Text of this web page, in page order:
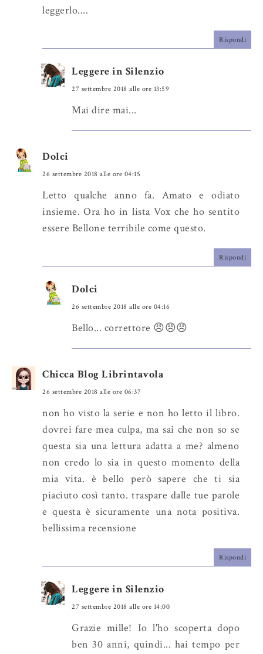
leggerlo....
Rispondi
Leggere in Silenzio
27 settembre 2018 alle ore 13:59
Mai dire mai...
Dolci
26 settembre 2018 alle ore 04:15
Letto qualche anno fa. Amato e odiato
insieme. Ora ho in lista Vox che ho sentito
essere Bellone terribile come questo.
Rispondi
Dolci
26 settembre 2018 alle ore 04:16
Bello... correttore 😠😠😠
Chicca Blog Librintavola
26 settembre 2018 alle ore 06:37
non ho visto la serie e non ho letto il libro.
dovrei fare mea culpa, ma sai che non so se
questa sia una lettura adatta a me? almeno
non credo lo sia in questo momento della
mia vita. è bello però sapere che ti sia
piaciuto così tanto. traspare dalle tue parole
e questa è sicuramente una nota positiva.
bellissima recensione
Rispondi
Leggere in Silenzio
27 settembre 2018 alle ore 14:00
Grazie mille! Io l'ho scoperta dopo
ben 30 anni, quindi... hai tempo per